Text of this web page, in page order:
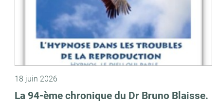
18 juin 2026
La 94-ème chronique du Dr Bruno Blaisse.